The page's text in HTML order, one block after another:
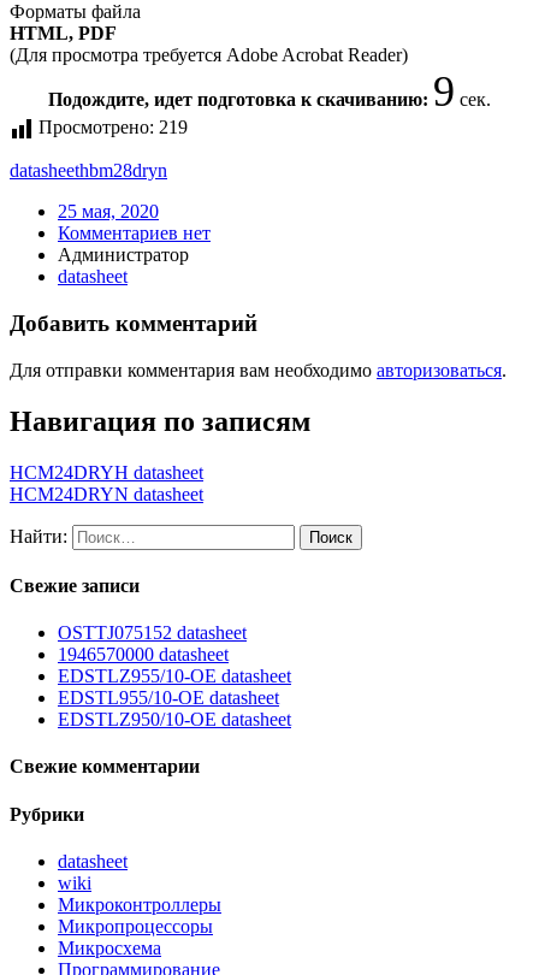
Форматы файла
HTML, PDF
(Для просмотра требуется Adobe Acrobat Reader)
Подождите, идет подготовка к скачиванию: 9 сек.
Просмотрено: 219
datasheethbm28dryn
25 мая, 2020
Комментариев нет
Администратор
datasheet
Добавить комментарий
Для отправки комментария вам необходимо авторизоваться.
Навигация по записям
HCM24DRYH datasheet
HCM24DRYN datasheet
Найти:
Свежие записи
OSTTJ075152 datasheet
1946570000 datasheet
EDSTLZ955/10-OE datasheet
EDSTL955/10-OE datasheet
EDSTLZ950/10-OE datasheet
Свежие комментарии
Рубрики
datasheet
wiki
Микроконтроллеры
Микропроцессоры
Микросхема
Программирование